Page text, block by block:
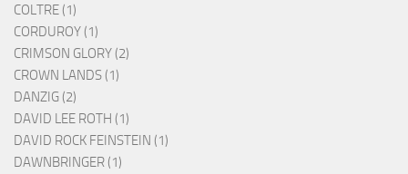
COLTRE (1)
CORDUROY (1)
CRIMSON GLORY (2)
CROWN LANDS (1)
DANZIG (2)
DAVID LEE ROTH (1)
DAVID ROCK FEINSTEIN (1)
DAWNBRINGER (1)